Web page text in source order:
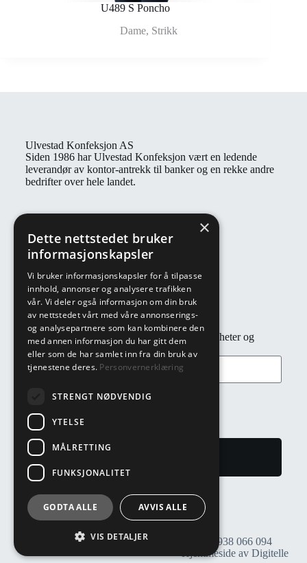
U489 S Poncho
Dame, Strikk
Ulvestad Konfeksjon AS
Siden 1986 har Ulvestad Konfeksjon vært en ledende
leverandør av kontor-antrekk til banker og en rekke andre
bedrifter over hele landet.
Åpningstider: Man - fre: 08:00 - 16:00
E-post: post@ulvestadkonfeksjon.no
Adresse: Täby vei 15, 1474 Fjellhamar
Nyhetsbrev
Abonner på nyhetsbrev for rask tilgang til nyheter og
tilbud!
© 2025 Ulvestad Konfeksjon AS
Org. nr.: 938 066 094
Hjemmeside av Digitelle
×
Dette nettstedet bruker
informasjonskapsler
Vi bruker informasjonskapsler for å tilpasse
innhold, annonser og analysere trafikken
vår. Vi deler også informasjon om din bruk
av nettstedet vårt med våre annonserings-
og analysepartnere som kan kombinere den
med annen informasjon du har gitt dem
eller som de har samlet inn fra din bruk av
tjenestene deres. Personvernerklæring
STRENGT NØDVENDIG
YTELSE
MÅLRETTING
FUNKSJONALITET
GODTA ALLE AVVIS ALLE
VIS DETALJER